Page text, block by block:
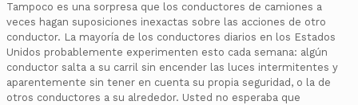
Tampoco es una sorpresa que los conductores de camiones a
veces hagan suposiciones inexactas sobre las acciones de otro
conductor. La mayoría de los conductores diarios en los Estados
Unidos probablemente experimenten esto cada semana: algún
conductor salta a su carril sin encender las luces intermitentes y
aparentemente sin tener en cuenta su propia seguridad, o la de
otros conductores a su alrededor. Usted no esperaba que